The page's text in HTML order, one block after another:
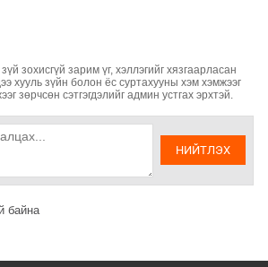
зохисгүй зарим үг, хэллэгийг хязгаарласан
хууль зүйн болон ёс суртахууны хэм хэмжээг
зөрчсөн сэтгэгдэлийг админ устгах эрхтэй.
НИЙТЛЭХ
байна